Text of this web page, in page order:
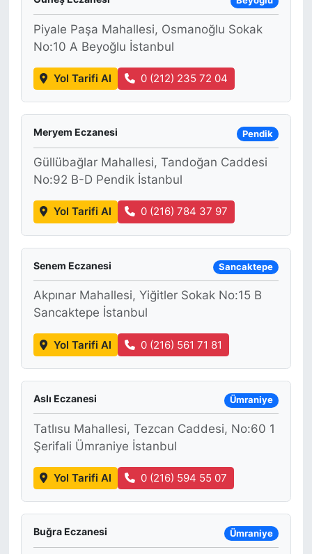
Piyale Paşa Mahallesi, Osmanoğlu Sokak
No:10 A Beyoğlu İstanbul
Yol Tarifi Al 0 (212) 235 72 04
Meryem Eczanesi Pendik
Güllübağlar Mahallesi, Tandoğan Caddesi
No:92 B-D Pendik İstanbul
Yol Tarifi Al 0 (216) 784 37 97
Senem Eczanesi Sancaktepe
Akpınar Mahallesi, Yiğitler Sokak No:15 B
Sancaktepe İstanbul
Yol Tarifi Al 0 (216) 561 71 81
Aslı Eczanesi Ümraniye
Tatlısu Mahallesi, Tezcan Caddesi, No:60 1
Şerifali Ümraniye İstanbul
Yol Tarifi Al 0 (216) 594 55 07
Buğra Eczanesi Ümraniye